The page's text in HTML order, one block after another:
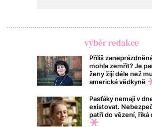
výběr redakce
Příliš
mohla zemřít? Je
ženy žijí déle než
americká vědkyně
Pasťáky nemají v
existovat.
patří do vězení, říká